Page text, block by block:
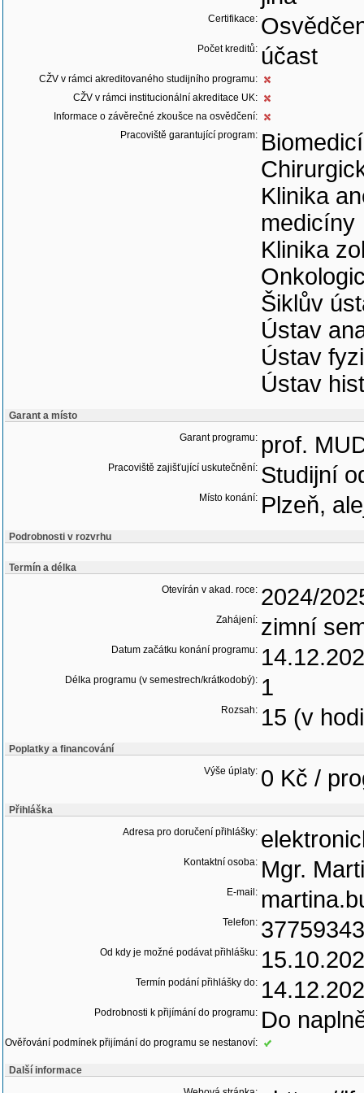
Certifikace:
Počet kreditů: účast
CŽV v rámci akreditovaného studijního programu:
CŽV v rámci institucionální akreditace UK:
Informace o závěrečné zkoušce na osvědčení:
Pracoviště garantující program:
Klinika
medicíny
Klinika
Šiklův
Ústav
Ústav
Ústav
Garant a místo
Garant programu: prof.
Pracoviště zajišťující uskutečnění: Studijní
Místo konání: Plzeň,
Podrobnosti v rozvrhu
Termín a délka
Otevírán v akad. roce: 2024/
Zahájení: zimní
Datum začátku konání programu:
Délka programu (v semestrech/krátkodobý): 1
Rozsah: 15 (v
Poplatky a financování
Výše úplaty: 0 Kč /
Přihláška
Adresa pro doručení přihlášky:
Kontaktní osoba: Mgr.
E-mail:
Telefon:
Od kdy je možné podávat přihlášku:
Termín podání přihlášky do:
Podrobnosti k přijímání do programu: Do
Ověřování podmínek přijímání do programu se nestanoví:
Další informace